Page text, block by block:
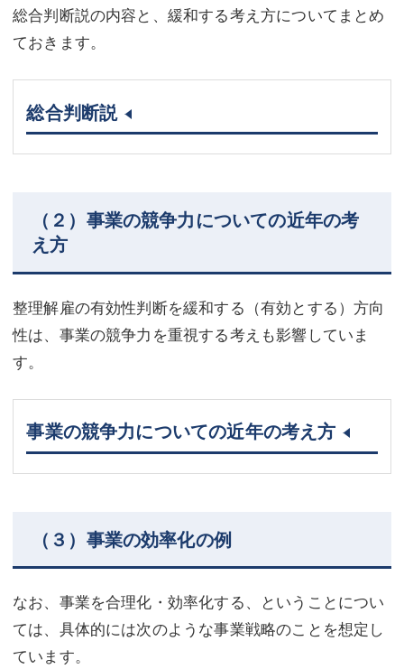
総合判断説の内容と、緩和する考え方についてまとめ
ておきます。
総合判断説
（２）事業の競争力についての近年の考
え方
整理解雇の有効性判断を緩和する（有効とする）方向
性は、事業の競争力を重視する考えも影響していま
す。
事業の競争力についての近年の考え方
（３）事業の効率化の例
なお、事業を合理化・効率化する、ということについ
ては、具体的には次のような事業戦略のことを想定し
ています。